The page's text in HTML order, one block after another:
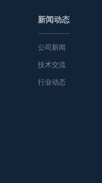
新闻动态
公司新闻
技术交流
行业动态